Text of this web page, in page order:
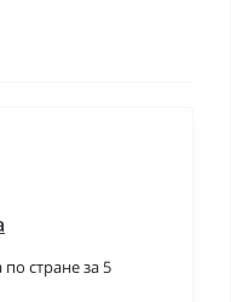
стране за 5